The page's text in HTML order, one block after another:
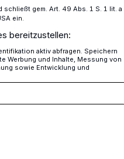
gibt
gem. Art. 49 Abs. 1 S. 1 lit. a
ein.
bereitzustellen:
aktiv abfragen. Speichern
Werbung und Inhalte, Messung von
sowie Entwicklung und